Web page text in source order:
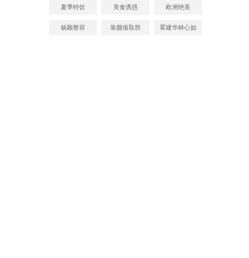
夏季特饮 美食诱惑 欧洲绝美
杨颖整容 靠颜值取胜 霍建华林心如